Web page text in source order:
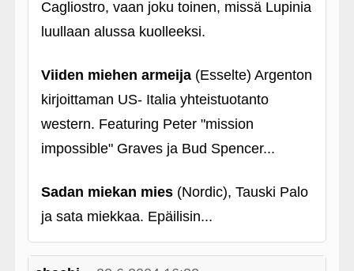
Cagliostro, vaan joku toinen, missä Lupinia
luullaan alussa kuolleeksi.
Viiden miehen armeija (Esselte) Argenton
kirjoittaman US- Italia yhteistuotanto
western. Featuring Peter "mission
impossible" Graves ja Bud Spencer...
Sadan miekan mies(Nordic), Tauski Palo
ja sata miekkaa. Epäilisin...